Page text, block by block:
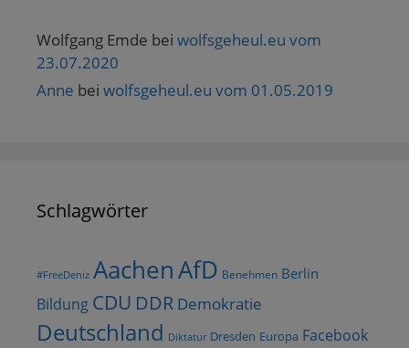
Wolfgang Emde bei wolfsgeheul.eu vom
23.07.2020
Anne bei wolfsgeheul.eu vom 01.05.2019
Schlagwörter
#FreeDeniz AachenAfD Benehmen Berlin
Bildung CDU DDR Demokratie
Deutschland Diktatur Dresden Europa Facebook